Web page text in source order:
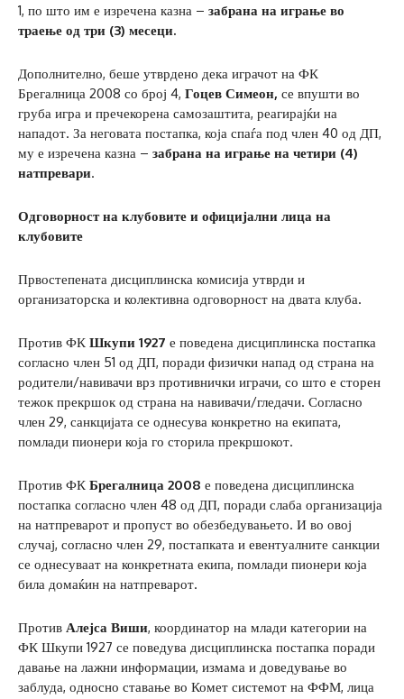
1, по што им е изречена казна – забрана на играње во
траење од три (3) месеци.
Дополнително, беше утврдено дека играчот на ФК
Брегалница 2008 со број 4, Гоцев Симеон, се впушти во
груба игра и пречекорена самозаштита, реагирајќи на
нападот. За неговата постапка, која спаѓа под член 40 од ДП,
му е изречена казна – забрана на играње на четири (4)
натпревари.
Одговорност на клубовите и официјални лица на
клубовите
Првостепената дисциплинска комисија утврди и
организаторска и колективна одговорност на двата клуба.
Против ФК Шкупи 1927 е поведена дисциплинска постапка
согласно член 51 од ДП, поради физички напад од страна на
родители/навивачи врз противнички играчи, со што е сторен
тежок прекршок од страна на навивачи/гледачи. Согласно
член 29, санкцијата се однесува конкретно на екипата,
помлади пионери која го сторила прекршокот.
Против ФК Брегалница 2008 е поведена дисциплинска
постапка согласно член 48 од ДП, поради слаба организација
на натпреварот и пропуст во обезбедувањето. И во овој
случај, согласно член 29, постапката и евентуалните санкции
се однесуваат на конкретната екипа, помлади пионери која
била домаќин на натпреварот.
Против Алејса Виши, координатор на млади категории на
ФК Шкупи 1927 се поведува дисциплинска постапка поради
давање на лажни информации, измама и доведување во
заблуда, односно ставање во Комет системот на ФФМ, лица